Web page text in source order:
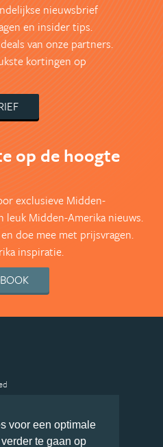
voor een optimale
te gaan op
nieuwsbrief
en insider tips.
van onze partners.
kortingen op
op de hoogte
exclusieve Midden-
leuk Midden-Amerika nieuws.
doe mee met prijsvragen.
inspiratie.
Disclaimer
Cookies